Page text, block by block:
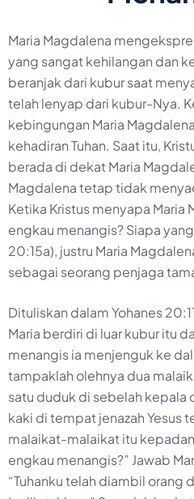
Maria Magdalena
yang sangat kehilangan dan
beranjak dari kubur saat
telah lenyap dari kubur-Nya.
kebingungan Maria
kehadiran Tuhan. Saat itu,
berada di dekat Maria
Magdalena tetap tidak
Ketika Kristus menyapa Maria
engkau menangis? Siapa
20:15a), justru Maria
sebagai seorang penjaga
Dituliskan dalam Yohanes
Maria berdiri di luar kubur itu
menangis ia menjenguk ke
tampaklah olehnya dua
satu duduk di sebelah kepala
kaki di tempat jenazah Yesus
malaikat-malaikat itu
engkau menangis?” Jawab
“Tuhanku telah diambil orang